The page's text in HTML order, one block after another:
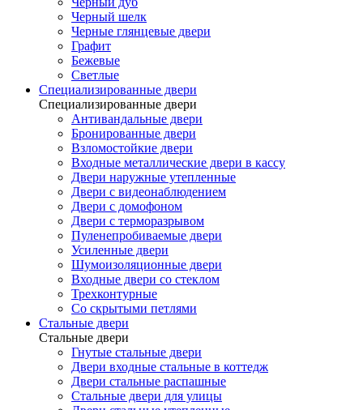
Черный шелк
Черные глянцевые двери
Графит
Бежевые
Светлые
Специализированные двери
Специализированные двери
Антивандальные двери
Бронированные двери
Взломостойкие двери
Входные металлические двери в кассу
Двери наружные утепленные
Двери с видеонаблюдением
Двери с домофоном
Двери с терморазрывом
Пуленепробиваемые двери
Усиленные двери
Шумоизоляционные двери
Входные двери со стеклом
Трехконтурные
Со скрытыми петлями
Стальные двери
Стальные двери
Гнутые стальные двери
Двери входные стальные в коттедж
Двери стальные распашные
Стальные двери для улицы